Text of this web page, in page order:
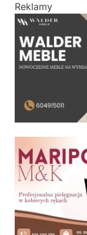
Reklamy